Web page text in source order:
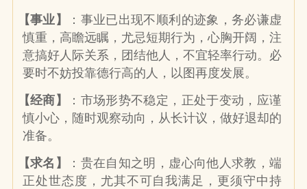
【事业】
：事业已出现不顺利的迹象，务必谦虚
慎重，高瞻远瞩，尤忌短期行为，心胸开阔，注
意搞好人际关系，团结他人，不宜轻率行动。必
要时不妨投靠德行高的人，以图再度发展。
【经商】
：市场形势不稳定，正处于变动，应谨
慎小心，随时观察动向，从长计议，做好退却的
准备。
【求名】
：贵在自知之明，虚心向他人求教，端
正处世态度，尤其不可自我满足，更须守中持